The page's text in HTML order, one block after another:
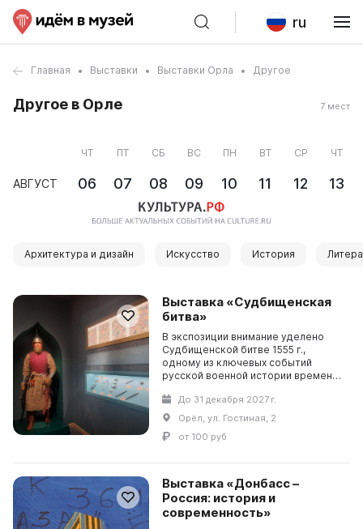
ru
Главная Выставки Выставки Орла Другое
Другое в Орле 7 мест
АВГУСТ
ЧТ
06
ПТ
07
СБ
08
ВС
09
ПН
10
ВТ
11
СР
12
ЧТ
13
Архитектура и дизайн Искусство История
Выставка «Судбищенская
битва»
В экспозиции внимание уделено
Судбищенской битве 1555 г.,
одному из ключевых событий
русской военной истории времени
Знакомство посетителей с
представленным материалом с...
До 31 декабря 2027 г.
Орёл, ул. Гостиная, 2
от 100 руб
Выставка «Донбасс –
Россия: история и
современность»